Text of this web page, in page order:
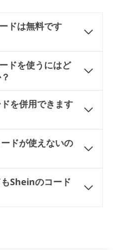
ドは無料です
ドを使うにはど
を併用できます
ドが使えないの
Sheinのコード